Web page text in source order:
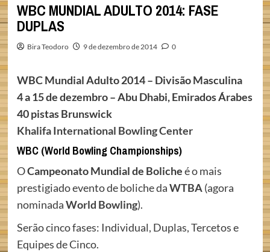
WBC MUNDIAL ADULTO 2014: FASE
DUPLAS
Bira Teodoro 9 de dezembro de 2014 0
WBC Mundial Adulto 2014 – Divisão Masculina
4 a 15 de dezembro –Abu Dhabi, Emirados Árabes
40 pistas Brunswick
Khalifa International Bowling Center
WBC (World Bowling Championships)
OCampeonato Mundial de Bolicheé o mais
prestigiado evento de boliche daWTBA(agora
nominadaWorld Bowling).
Serão cinco fases: Individual, Duplas, Tercetos e
Equipes de Cinco.